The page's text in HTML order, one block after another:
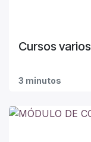
Cursos varios
3 minutos